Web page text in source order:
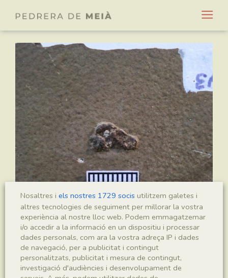
Nosaltres i els nostres 1729 socis utilitzem galetes i
altres tecnologies de seguiment per millorar la vostra
experiència al nostre lloc web. Podem emmagatzemar
i/o accedir a la informació en un dispositiu i processar
dades personals, com ara la vostra adreça IP i dades
de navegació, per a publicitat i contingut
personalitzats, publicitat i mesura de contingut,
investigació d'audiències i desenvolupament de